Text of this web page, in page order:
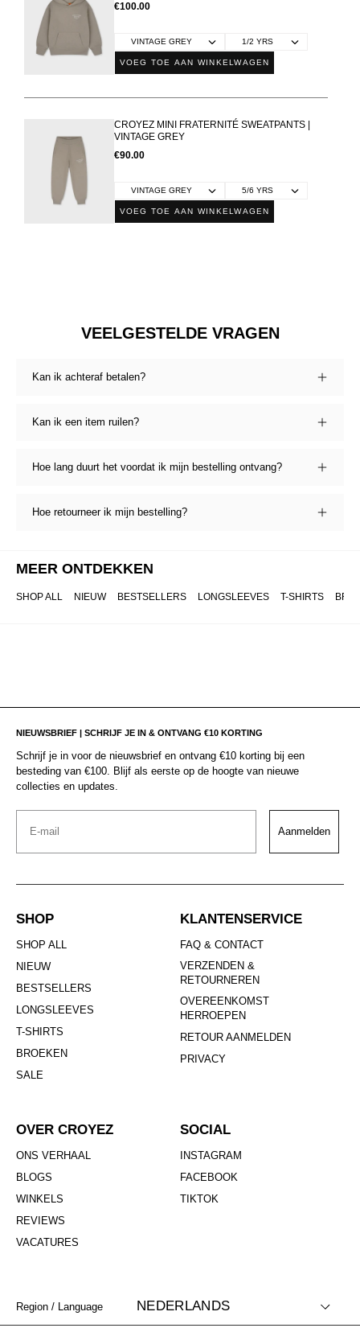
€100.00
VOEG TOE AAN WINKELWAGEN
CROYEZ MINI FRATERNITÉ SWEATPANTS |
VINTAGE GREY
€90.00
VOEG TOE AAN WINKELWAGEN
VEELGESTELDE VRAGEN
Kan ik achteraf betalen?
Kan ik een item ruilen?
Hoe lang duurt het voordat ik mijn bestelling ontvang?
Hoe retourneer ik mijn bestelling?
MEER ONTDEKKEN
SHOP ALL NIEUW BESTSELLERS LONGSLEEVES T-SHIRTS
NIEUWSBRIEF | SCHRIJF JE IN & ONTVANG €10 KORTING
Schrijf je in voor de nieuwsbrief en ontvang €10 korting bij een
besteding van €100. Blijf als eerste op de hoogte van nieuwe
collecties en updates.
Email
Aanmelden
SHOP
SHOP ALL
NIEUW
BESTSELLERS
LONGSLEEVES
T-SHIRTS
BROEKEN
SALE
KLANTENSERVICE
FAQ & CONTACT
VERZENDEN &
RETOURNEREN
OVEREENKOMST
HERROEPEN
RETOUR AANMELDEN
PRIVACY
OVER CROYEZ
ONS VERHAAL
BLOGS
WINKELS
REVIEWS
VACATURES
SOCIAL
INSTAGRAM
FACEBOOK
TIKTOK
Region / Language NEDERLANDS